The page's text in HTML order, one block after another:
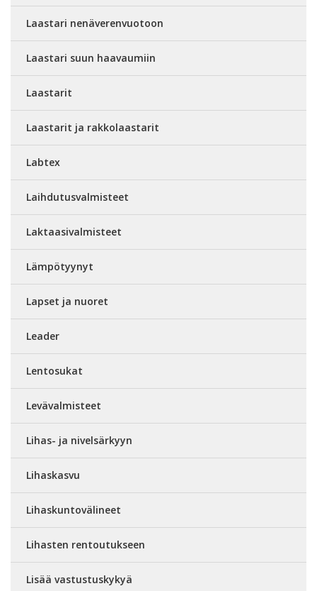
Laastari nenäverenvuotoon
Laastari suun haavaumiin
Laastarit
Laastarit ja rakkolaastarit
Labtex
Laihdutusvalmisteet
Laktaasivalmisteet
Lämpötyynyt
Lapset ja nuoret
Leader
Lentosukat
Levävalmisteet
Lihas- ja nivelsärkyyn
Lihaskasvu
Lihaskuntovälineet
Lihasten rentoutukseen
Lisää vastustuskykyä